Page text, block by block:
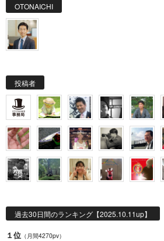
OTONAICHI
投稿者
過去30日間のランキング【2025.10.11up】
１位 （月間4270pv）